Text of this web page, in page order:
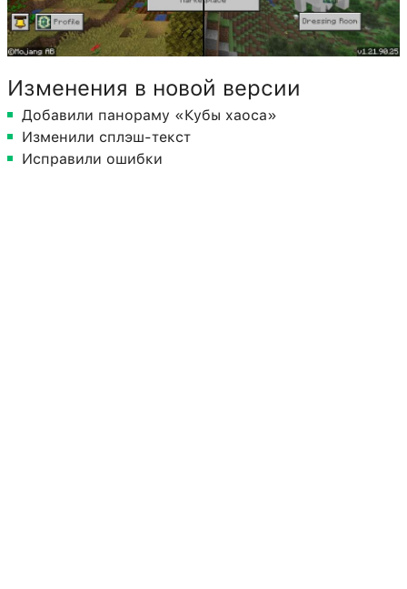
Изменения в новой версии
Добавили панораму «Кубы хаоса»
Изменили сплэш-текст
Исправили ошибки